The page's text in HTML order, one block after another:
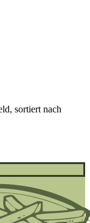
, sortiert nach